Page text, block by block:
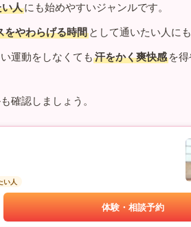
人にも始めやすいジャンルです。
をやわらげる時間 として通いたい人にも
運動をしなくても 汗をかく爽快感 を
確認しましょう。
い人
体験・相談予約